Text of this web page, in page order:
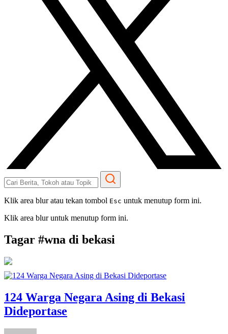
Klik area blur atau tekan tombol Esc untuk menutup form ini.
Klik area blur untuk menutup form ini.
Tagar #wna di bekasi
124 Warga Negara Asing di Bekasi
Dideportase